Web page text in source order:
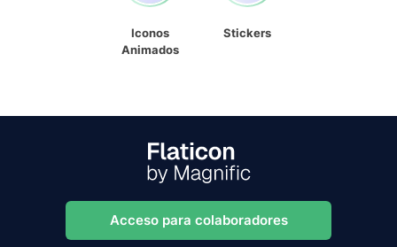
Iconos
Animados
Stickers
Acceso para colaboradores